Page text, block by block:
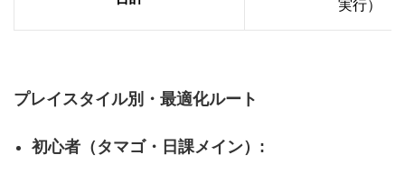
実行）
プレイスタイル別・最適化ルート
初心者（タマゴ・日課メイン）: